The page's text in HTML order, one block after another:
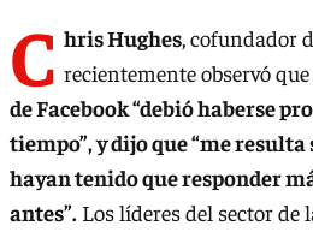
C hris Hughes, cofundador
recientemente observó que
de Facebook “debió haberse
tiempo”, y dijo que “me
hayan tenido que responder
antes”. Los líderes del sector de